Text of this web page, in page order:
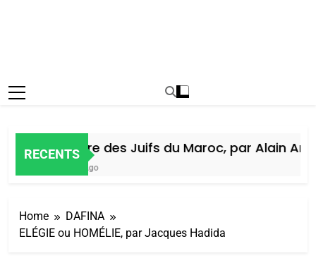
RECENTS
Histoire des Juifs du Maroc, par Alain Amiel
Home
DAFINA
ELÉGIE ou HOMÉLIE, par Jacques Hadida